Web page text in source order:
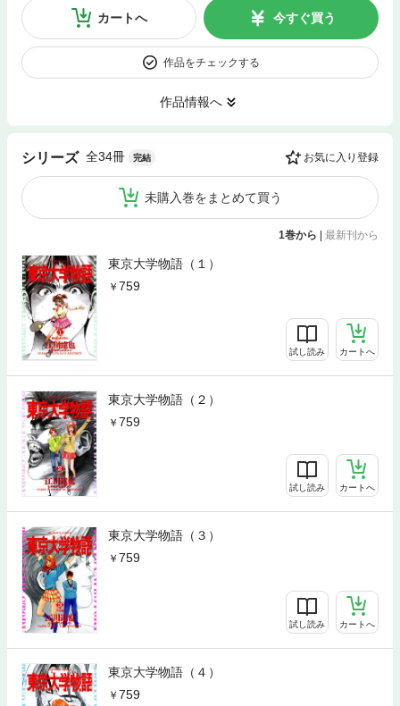
カートへ 今すぐ買う
作品をチェックする
作品情報へ
シリーズ 全34冊 完結 お気に入り登録
未購入巻をまとめて買う
1巻から | 最新刊から
東京大学物語（１）
759
試し読み カートへ
東京大学物語（２）
759
試し読み カートへ
東京大学物語（３）
759
試し読み カートへ
東京大学物語（４）
759